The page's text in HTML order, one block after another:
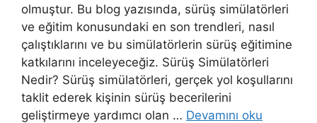
olmuştur. Bu blog yazısında, sürüş simülatörleri
ve eğitim konusundaki en son trendleri, nasıl
çalıştıklarını ve bu simülatörlerin sürüş eğitimine
katkılarını inceleyeceğiz. Sürüş Simülatörleri
Nedir? Sürüş simülatörleri, gerçek yol koşullarını
taklit ederek kişinin sürüş becerilerini
geliştirmeye yardımcı olan … Devamını oku